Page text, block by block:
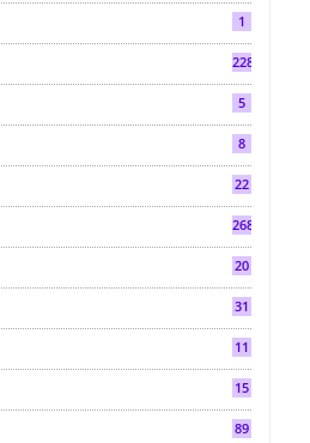
1
2286
5
8
22
268
20
31
11
15
89